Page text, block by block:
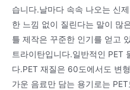
습니다.날마다 속속 나오는 신
한 느낌 없이 질린다는 말이 많
틀 제작은 꾸준한 인기를 얻고
트라이탄입니다.일반적인 PET
다.PET 재질은 60도에서도 변
가운 음료만 담는 용기로는